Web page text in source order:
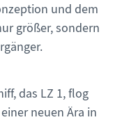
und dem
größer, sondern
das LZ 1, flog
neuen Ära in